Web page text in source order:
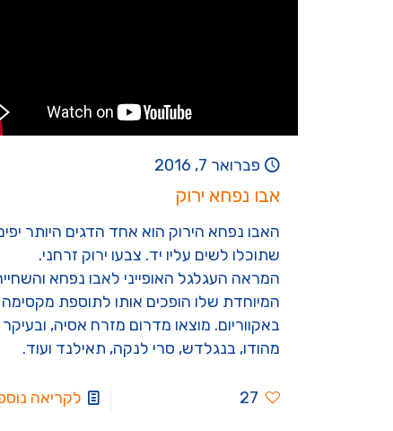
פברואר 7, 2016
אבו נפחא ירוק
האבו נפחא הירוק הוא אחד הדגים היותר
שתוכלו לשים עליו יד. צבעו ירוק זרחני.
המראה העגלגל האופייני לאבו נפחא
המיוחדת שלו הופכים אותו לתוספת מקסימה
באקווריום. מוצאו מדרום מזרח אסיה, ובעיקר
מהודו, בנגלדש, סרי לנקה, תאילנד ועוד.
27 לקריאה